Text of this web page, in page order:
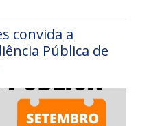
convida a
Pública de